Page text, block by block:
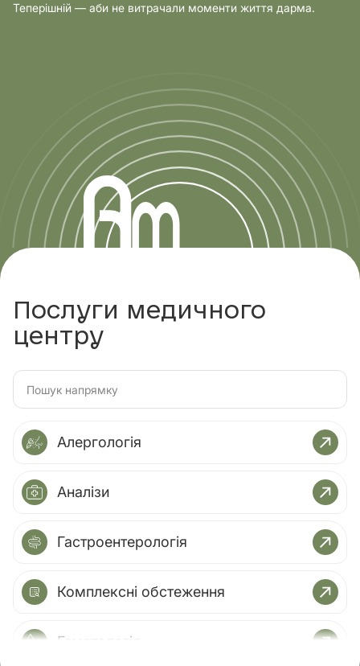
Теперішній — аби не витрачали моменти життя дарма.
Послуги медичного
центру
Алергологія
Аналізи
Гастроентерологія
Комплексні обстеження
Гематологія